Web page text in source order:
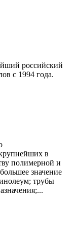
российский
с 1994 года.
в
полимерной и
значение
трубы